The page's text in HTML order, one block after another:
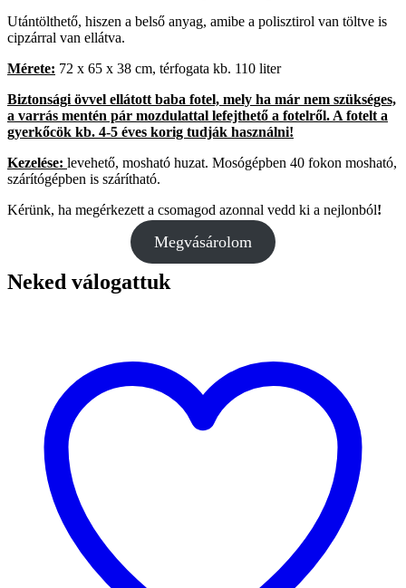
Utántölthető, hiszen a belső anyag, amibe a polisztirol van töltve is
cipzárral van ellátva.
Mérete: 72 x 65 x 38 cm, térfogata kb. 110 liter
Biztonsági övvel ellátott baba fotel, mely ha már nem szükséges,
a varrás mentén pár mozdulattal lefejthető a fotelről. A fotelt a
gyerkőcök kb. 4-5 éves korig tudják használni!
Kezelése: levehető, mosható huzat. Mosógépben 40 fokon mosható,
szárítógépben is szárítható.
Kérünk, ha megérkezett a csomagod azonnal vedd ki a nejlonból!
Megvásárolom
Neked válogattuk